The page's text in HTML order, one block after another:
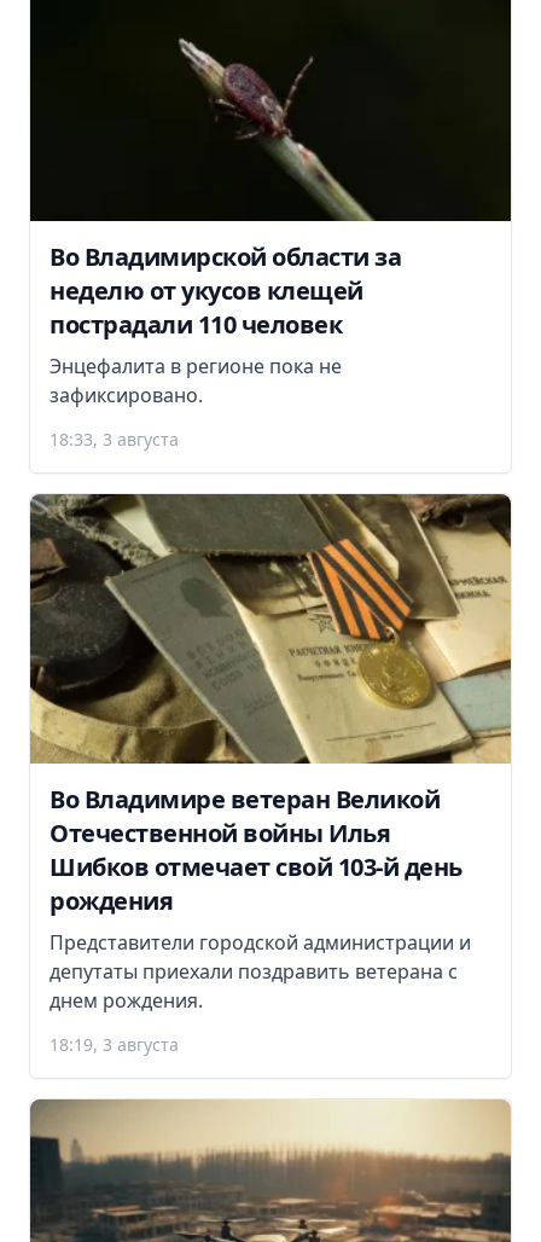
Во Владимирской области за
неделю от укусов клещей
пострадали 110 человек
Энцефалита в регионе пока не
зафиксировано.
18:33, 3 августа
Во Владимире ветеран Великой
Отечественной войны Илья
Шибков отмечает свой 103-й день
рождения
Представители городской администрации и
депутаты приехали поздравить ветерана с
днем рождения.
18:19, 3 августа